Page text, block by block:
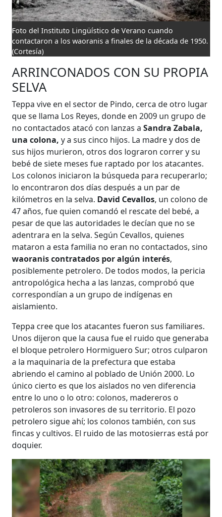
Foto del Instituto Lingüístico de Verano cuando
contactaron a los waoranis a finales de la década de 1950.
(Cortesía)
ARRINCONADOS CON SU PROPIA
SELVA
Teppa vive en el sector de Pindo, cerca de otro lugar
que se llama Los Reyes, donde en 2009 un grupo de
no contactados atacó con lanzas aSandra Zabala,
una colona,y a sus cinco hijos. La madre y dos de
sus hijos murieron, otros dos lograron correr y su
bebé de siete meses fue raptado por los atacantes.
Los colonos iniciaron la búsqueda para recuperarlo;
lo encontraron dos días después a un par de
kilómetros en la selva. David Cevallos, un colono de
47 años, fue quien comandó el rescate del bebé, a
pesar de que las autoridades le decían que no se
adentrara en la selva. Según Cevallos, quienes
mataron a esta familia no eran no contactados, sino
waoranis contratados por algún interés,
posiblemente petrolero. De todos modos, la pericia
antropológica hecha a las lanzas, comprobó que
correspondían a un grupo de indígenas en
aislamiento.
Teppa cree que los atacantes fueron sus familiares.
Unos dijeron que la causa fue el ruido que generaba
el bloque petrolero Hormiguero Sur; otros culparon
a la maquinaria de la prefectura que estaba
abriendo el camino al poblado de Unión 2000. Lo
único cierto es que los aislados no ven diferencia
entre lo uno o lo otro: colonos, madereros o
petroleros son invasores de su territorio. El pozo
petrolero sigue ahí; los colonos también, con sus
fincas y cultivos. El ruido de las motosierras está por
doquier.